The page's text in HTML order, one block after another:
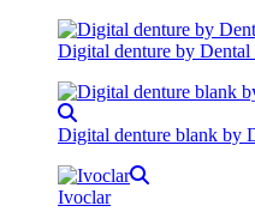
Digital denture by Dental
Digital denture blank by
Ivoclar